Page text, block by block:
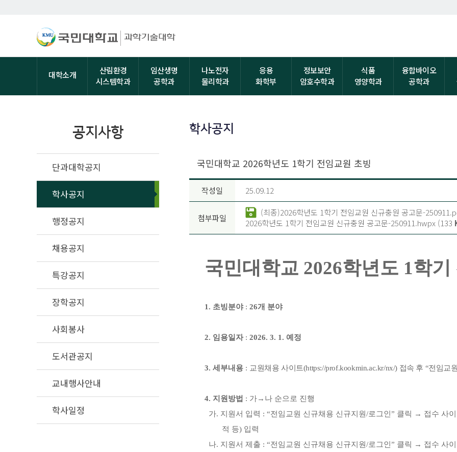
대학소개
산림환경
시스템학과
임산생명
공학과
나노전자
물리학과
응용
화학부
정보보안
암호수학과
식품
영양학과
융합바이오
공학과
공지사항
단과대학공지
학사공지
행정공지
채용공지
특강공지
장학공지
사회봉사
도서관공지
교내행사안내
학사일정
학사공지
국민대학교 2026학년도 1학기 전임교원 초빙
작성일 25.09.12
첨부파일
(최종)2026학년도 1학기 전임교원 신규충원 공고문-
2026학년도 1학기 전임교원 신규충원 공고문-250911.hwpx (133
국민대학교 2026학년도 1학기
1. 초빙분야 : 26개 분야
2. 임용일자: 2026. 3. 1. 예정
3. 세부내용 : 교원채용 사이트(https://prof.kookmin.ac.kr/nx/) 접속 후 “전임교
4. 지원방법 : 가→ 나 순으로 진행
가. 지원서 입력 : “전임교원 신규채용 신규지원/로그인” 클릭 → 접수 사
적 등) 입력
나. 지원서 제출 : “전임교원 신규채용 신규지원/로그인” 클릭 → 접수 사